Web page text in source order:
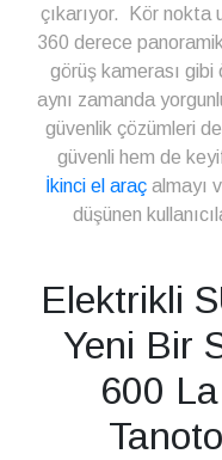
çıkarıyor. Kör nokta
360 derece
görüş kamerası gibi
aynı zamanda
güvenlik çözümleri
güvenli hem de
İkinci el araçalmayı
düşünen
Elektrikli
Yeni Bir
600